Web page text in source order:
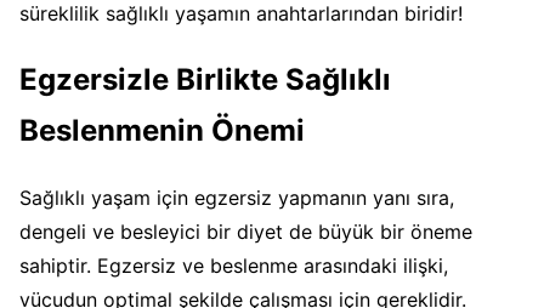
süreklilik sağlıklı yaşamın anahtarlarından biridir!
Egzersizle Birlikte Sağlıklı
Beslenmenin Önemi
Sağlıklı yaşam için egzersiz yapmanın yanı sıra,
dengeli ve besleyici bir diyet de büyük bir öneme
sahiptir. Egzersiz ve beslenme arasındaki ilişki,
vücudun optimal şekilde çalışması için gereklidir.